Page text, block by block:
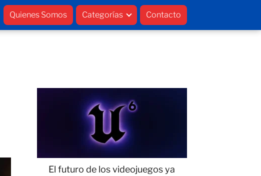
Quienes Somos Categorías Contacto
El futuro de los videojuegos ya